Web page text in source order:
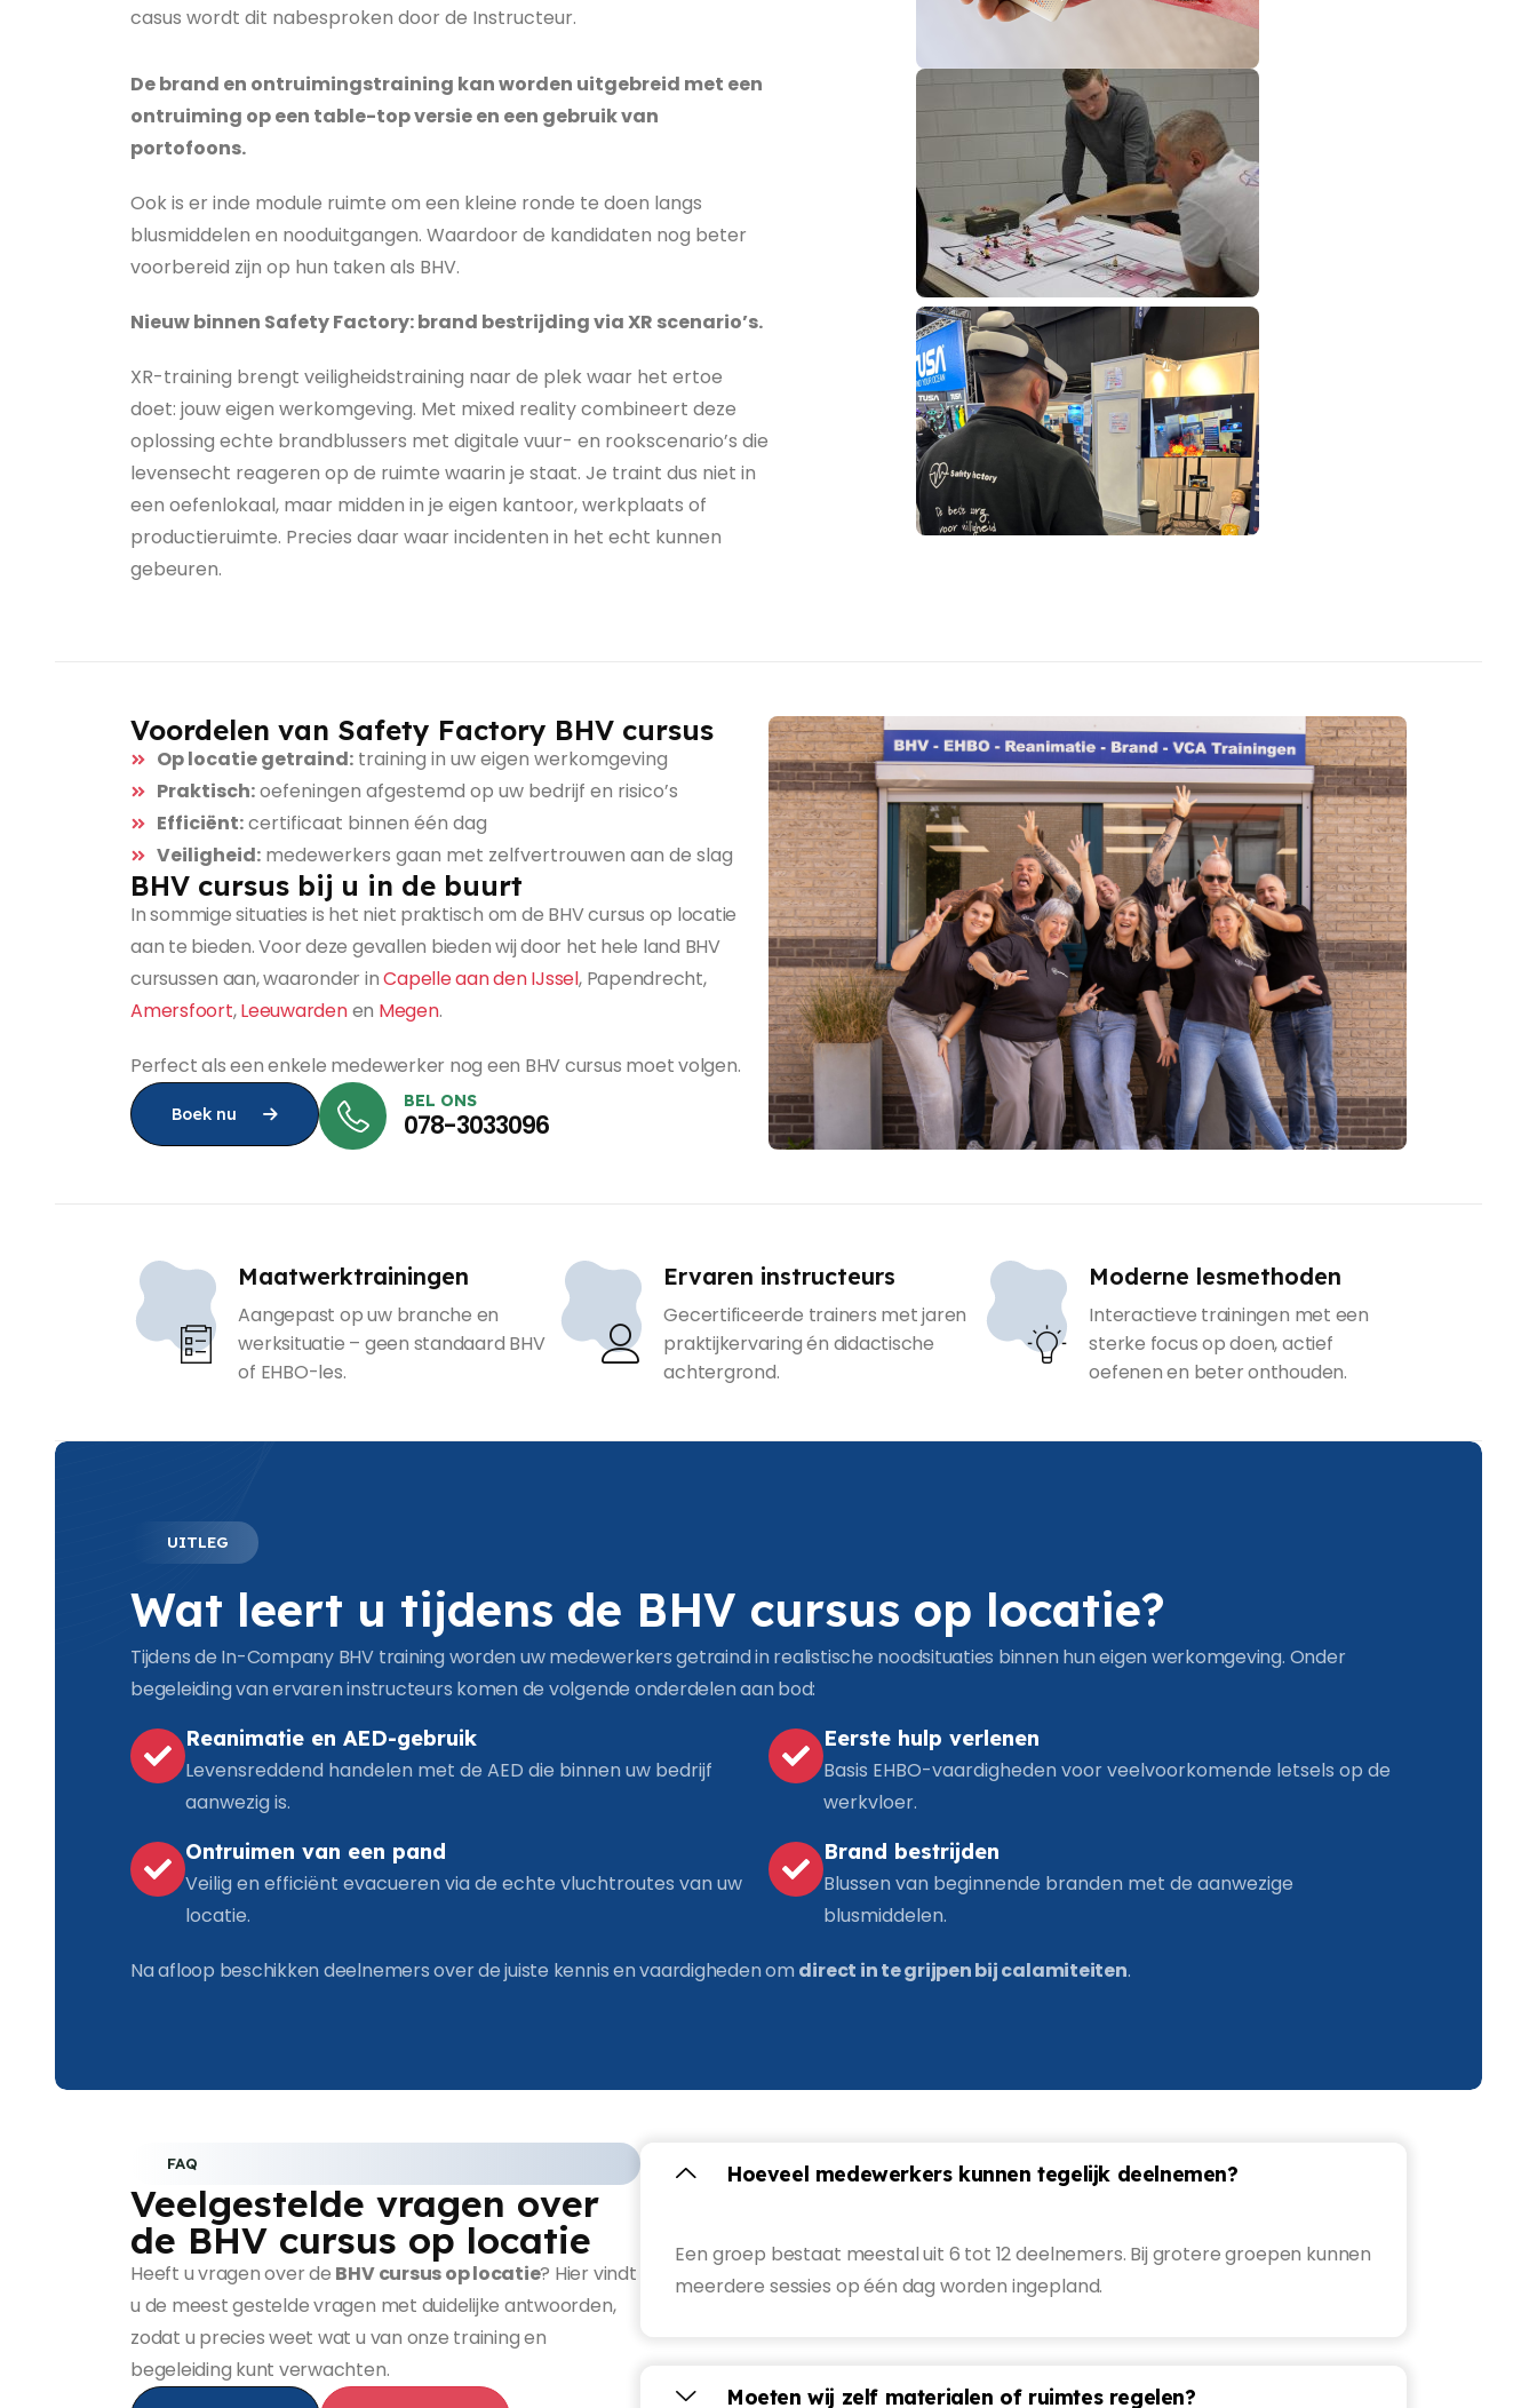
casus wordt dit nabesproken door de Instructeur.
De brand en ontruimingstraining kan worden uitgebreid met een
ontruiming op een table-top versie en een gebruik van
portofoons.
Ook is er inde module ruimte om een kleine ronde te doen langs
blusmiddelen en nooduitgangen. Waardoor de kandidaten nog beter
voorbereid zijn op hun taken als BHV.
Nieuw binnen Safety Factory: brand bestrijding via XR scenario’s.
XR-training brengt veiligheidstraining naar de plek waar het ertoe
doet: jouw eigen werkomgeving. Met mixed reality combineert deze
oplossing echte brandblussers met digitale vuur- en rookscenario’s die
levensecht reageren op de ruimte waarin je staat. Je traint dus niet in
een oefenlokaal, maar midden in je eigen kantoor, werkplaats of
productieruimte. Precies daar waar incidenten in het echt kunnen
gebeuren.
Voordelen van Safety Factory BHV cursus
Op locatie getraind:training in uw eigen werkomgeving
Praktisch:oefeningen afgestemd op uw bedrijf en risico’s
Efficiënt:certificaat binnen één dag
Veiligheid:medewerkers gaan met zelfvertrouwen aan de slag
BHV cursus bij u in de buurt
In sommige situaties is het niet praktisch om de BHV cursus op locatie
aan te bieden. Voor deze gevallen bieden wij door het hele land BHV
cursussen aan, waaronder inCapelle aan den IJssel, Papendrecht,
Amersfoort,Leeuwardenen Megen.
Perfect als een enkele medewerker nog een BHV cursus moet volgen.
Boek nu
BEL ONS
078-3033096
Maatwerktrainingen
Aangepast op uw branche en
werksituatie – geen standaard BHV
of EHBO-les.
Ervaren instructeurs
Gecertificeerde trainers met jaren
praktijkervaring én didactische
achtergrond.
Moderne lesmethoden
Interactieve trainingen met een
sterke focus op doen, actief
oefenen en beter onthouden.
UITLEG
Wat leert u tijdens de BHV cursus op locatie?
Tijdens de In-Company BHV training worden uw medewerkers getraind in realistische noodsituaties binnen hun eigen werkomgeving. Onder
begeleiding van ervaren instructeurs komen de volgende onderdelen aan bod:
Reanimatie en AED-gebruik
Levensreddend handelen met de AED die binnen uw bedrijf
aanwezig is.
Eerste hulp verlenen
Basis EHBO-vaardigheden voor veelvoorkomende letsels op de
werkvloer.
Ontruimen van een pand
Veilig en efficiënt evacueren via de echte vluchtroutes van uw
locatie.
Brand bestrijden
Blussen van beginnende branden met de aanwezige
blusmiddelen.
Na afloop beschikken deelnemers over de juiste kennis en vaardigheden om direct in te grijpen bij calamiteiten.
FAQ
Veelgestelde vragen over
de BHV cursus op locatie
Heeft u vragen over de BHV cursus op locatie? Hier vindt
u de meest gestelde vragen met duidelijke antwoorden,
zodat u precies weet wat u van onze training en
begeleiding kunt verwachten.
Hoeveel medewerkers kunnen tegelijk deelnemen?
Een groep bestaat meestal uit 6 tot 12 deelnemers. Bij grotere groepen kunnen
meerdere sessies op één dag worden ingepland.
Moeten wij zelf materialen of ruimtes regelen?